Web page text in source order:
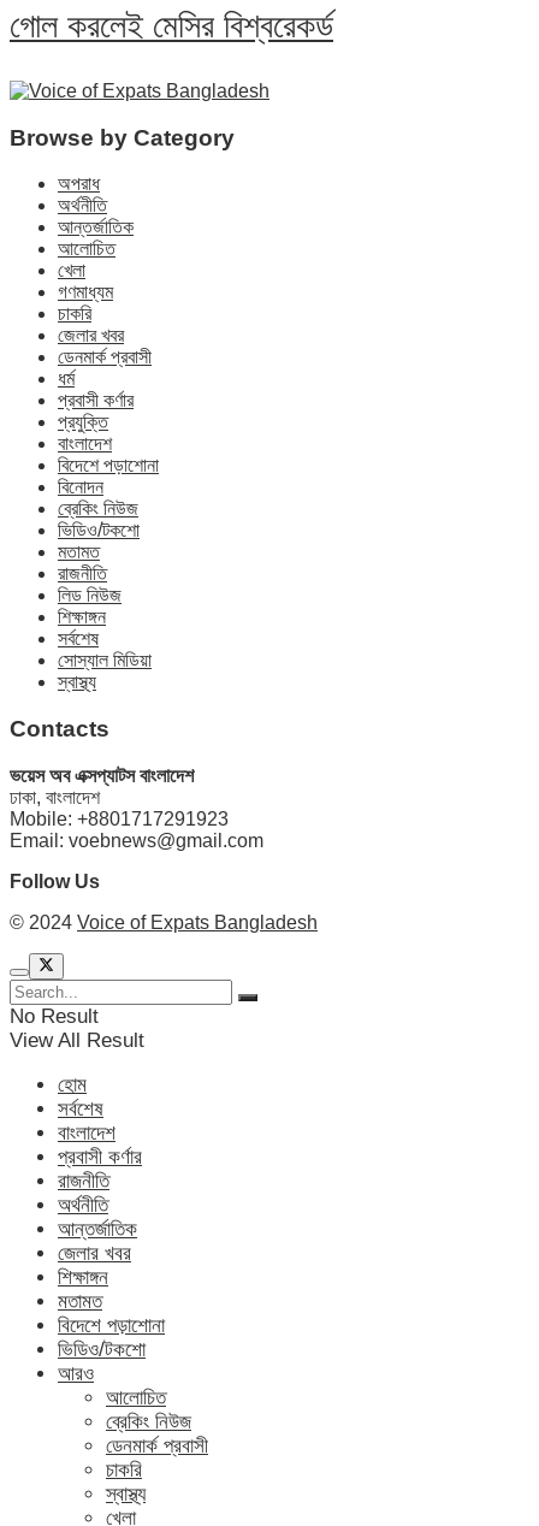
গোল করলেই মেসির বিশ্বরেকর্ড
Browse by Category
অপরাধ
অর্থনীতি
আন্তর্জাতিক
আলোচিত
খেলা
গণমাধ্যম
চাকরি
জেলার খবর
ডেনমার্ক প্রবাসী
ধর্ম
প্রবাসী কর্ণার
প্রযুক্তি
বাংলাদেশ
বিদেশে পড়াশোনা
বিনোদন
ব্রেকিং নিউজ
ভিডিও/টকশো
মতামত
রাজনীতি
লিড নিউজ
শিক্ষাঙ্গন
সর্বশেষ
সোস্যাল মিডিয়া
স্বাস্থ্য
Contacts
ভয়েস অব এক্সপ্যাটস বাংলাদেশ
ঢাকা, বাংলাদেশ
Mobile: +8801717291923
Email: voebnews@gmail.com
Follow Us
© 2024 Voice of Expats Bangladesh
No Result
View All Result
হোম
সর্বশেষ
বাংলাদেশ
প্রবাসী কর্ণার
রাজনীতি
অর্থনীতি
আন্তর্জাতিক
জেলার খবর
শিক্ষাঙ্গন
মতামত
বিদেশে পড়াশোনা
ভিডিও/টকশো
আরও
আলোচিত
ব্রেকিং নিউজ
ডেনমার্ক প্রবাসী
চাকরি
স্বাস্থ্য
খেলা